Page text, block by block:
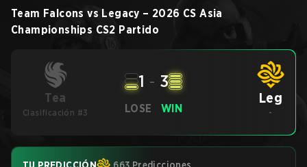
Team Falcons vs Legacy – 2026 CS Asia
Championships CS2 Partido
Tea
Clasificación #3 LOSE
1 - 3
WIN
Leg
-